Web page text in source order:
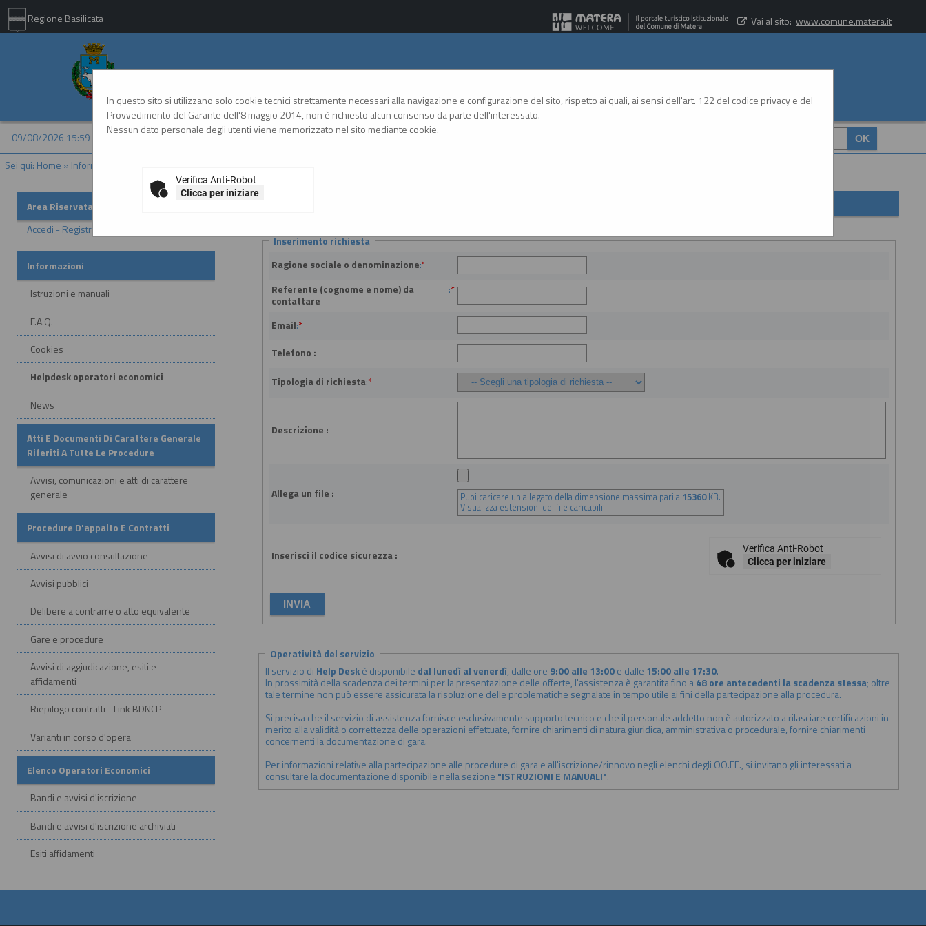
Regione Basilicata Vai al sito: www.comune.matera.it
Comune di Matera - Gare Telematiche
09/08/2026 15:59 A A GRAFICATESTO
Sei qui: Home » Informazioni
In questo sito si utilizzano solo cookie tecnici strettamente necessari alla navigazione e configurazione del sito, rispetto ai quali, ai sensi dell'art. 122 del codice privacy e del
Provvedimento del Garante dell'8 maggio 2014, non è richiesto alcun consenso da parte dell'interessato.
Nessun dato personale degli utenti viene memorizzato nel sito mediante cookie.
Verifica Anti-Robot
Clicca per iniziare
Area Riservata
Accedi - Registrati
Informazioni
Istruzioni e manuali
F.A.Q.
Cookies
Helpdesk operatori economici
News
Atti E Documenti Di Carattere Generale
Riferiti A Tutte Le Procedure
Avvisi, comunicazioni e atti di carattere
generale
Procedure D'appalto E Contratti
Avvisi di avvio consultazione
Avvisi pubblici
Delibere a contrarre o atto equivalente
Gare e procedure
Avvisi di aggiudicazione, esiti e
affidamenti
Riepilogo contratti - Link BDNCP
Varianti in corso d'opera
Elenco Operatori Economici
Bandi e avvisi d'iscrizione
Bandi e avvisi d'iscrizione archiviati
Esiti affidamenti
Inserimento richiesta
Ragione sociale o denominazione:*
Referente (cognome e nome) da
contattare
:*
Email:*
Telefono :
Tipologia di richiesta:*
Descrizione :
Allega un file : Puoi caricare un allegato della dimensione massima pari a 15360KB.
Visualizza estensioni dei file caricabili
Inserisci il codice sicurezza :
Verifica Anti-Robot
Clicca per iniziare
Operatività del servizio
Il servizio di Help Deskè disponibile dal lunedì al venerdì, dalle ore 9:00 alle 13:00e dalle 15:00 alle 17:30.
In prossimità della scadenza dei termini per la presentazione delle offerte, l'assistenza è garantita fino a48 ore antecedenti la scadenza stessa; oltre
tale termine non può essere assicurata la risoluzione delle problematiche segnalate in tempo utile ai fini della partecipazione alla procedura.
Si precisa che il servizio di assistenza fornisce esclusivamente supporto tecnico e che il personale addetto non è autorizzato a rilasciare certificazioni in
merito alla validità o correttezza delle operazioni effettuate, fornire chiarimenti di natura giuridica, amministrativa o procedurale, fornire chiarimenti
concernenti la documentazione di gara.
Per informazioni relative alla partecipazione alle procedure di gara e all'iscrizione/rinnovo negli elenchi degli OO.EE., si invitano gli interessati a
consultare la documentazione disponibile nella sezione "ISTRUZIONI E MANUALI".